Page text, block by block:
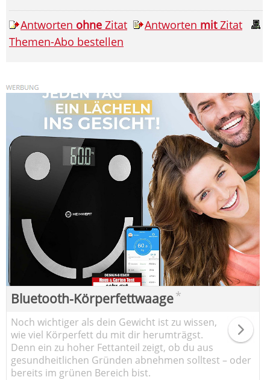
Antworten ohne Zitat Antworten mitZitat
Themen-Abo bestellen
Bluetooth-Körperfettwaage*
Noch wichtiger als dein Gewicht ist zu wissen,
wie viel Körperfett du mit dir herumträgst.
Denn ein zu hoher Fettanteil zeigt, ob du aus
gesundheitlichen Gründen abnehmen solltest – oder
bereits im grünen Bereich bist.